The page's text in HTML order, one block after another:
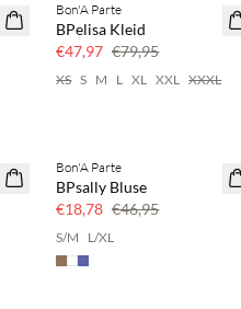
40 % Rabatt
Bon'A Parte
BPelisa Kleid
€47,97 €79,95
XS S M L XL XXL XXXL
60 % Rabatt
Bon'A Parte
BPsally Bluse
€18,78 €46,95
S/M L/XL